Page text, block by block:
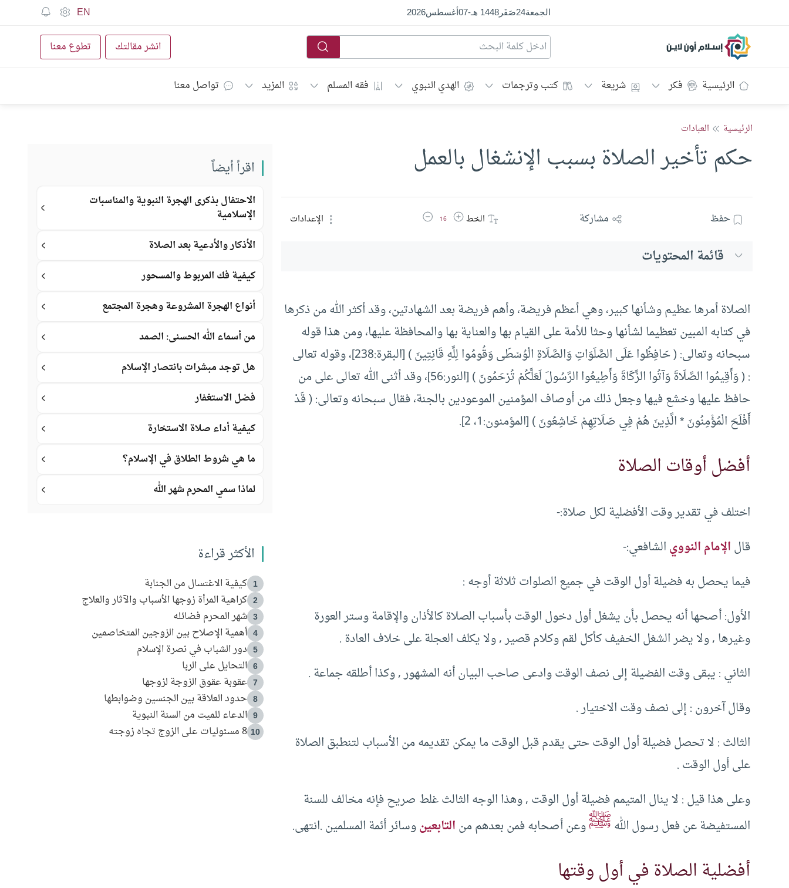
الجمعة24صَفَر1448 هـ -
07أغسطس2026
EN
إسلام أون لاين انشر مقالتك تطوع معنا
الرئيسية فكر شريعة كتب وترجمات الهدي النبوي فقه المسلم المزيد تواصل معنا
الرئيسية العبادات
حكم تأخير الصلاة بسبب الإنشغال بالعمل
حفظ مشاركة الخطزيادة حجم الخط
16 تقليل حجم الخط الإعدادات
قائمة المحتويات
الصلاة أمرها عظيم وشأنها كبير، وهي أعظم فريضة، وأهم فريضة بعد الشهادتين، وقد أكثر الله من ذكرها
في كتابه المبين تعظيما لشأنها وحثا للأمة على القيام بها والعناية بها والمحافظة عليها، ومن هذا قوله
سبحانه وتعالى: ( حَافِظُوا عَلَى الصَّلَوَاتِ وَالصَّلَاةِ الْوُسْطَى وَقُومُوا لِلَّهِ قَانِتِينَ ) [البقرة:238]، وقوله تعالى
: ( وَأَقِيمُوا الصَّلَاةَ وَآتُوا الزَّكَاةَ وَأَطِيعُوا الرَّسُولَ لَعَلَّكُمْ تُرْحَمُونَ ) [النور:56]، وقد أثنى الله تعالى على من
حافظ عليها وخشع فيها وجعل ذلك من أوصاف المؤمنين الموعودين بالجنة، فقال سبحانه وتعالى: ( قَدْ
أَفْلَحَ الْمُؤْمِنُونَ * الَّذِينَ هُمْ فِي صَلَاتِهِمْ خَاشِعُونَ ) [المؤمنون:1، 2].
أفضل أوقات الصلاة
اختلف في تقدير وقت الأفضلية لكل صلاة:-
قالالإمام النوويالشافعي:-
فيما يحصل به فضيلة أول الوقت في جميع الصلوات ثلاثة أوجه :
الأول: أصحها أنه يحصل بأن يشغل أول دخول الوقت بأسباب الصلاة كالأذان والإقامة وستر العورة
وغيرها , ولا يضر الشغل الخفيف كأكل لقم وكلام قصير , ولا يكلف العجلة على خلاف العادة .
الثاني : يبقى وقت الفضيلة إلى نصف الوقت وادعى صاحب البيان أنه المشهور , وكذا أطلقه جماعة .
وقال آخرون : إلى نصف وقت الاختيار .
الثالث : لا تحصل فضيلة أول الوقت حتى يقدم قبل الوقت ما يمكن تقديمه من الأسباب لتنطبق الصلاة
على أول الوقت .
وعلى هذا قيل : لا ينال المتيمم فضيلة أول الوقت , وهذا الوجه الثالث غلط صريح فإنه مخالف للسنة
المستفيضة عن فعل رسول اللهﷺوعن أصحابه فمن بعدهم منالتابعينوسائر أئمة المسلمين .انتهى.
أفضلية الصلاة في أول وقتها
اقرأ أيضاً
الاحتفال بذكرى الهجرة النبوية والمناسبات
الإسلامية
الأذكار والأدعية بعد الصلاة
كيفية فك المربوط والمسحور
أنواع الهجرة المشروعة وهجرة المجتمع
من أسماء الله الحسنى: الصمد
هل توجد مبشرات بانتصار الإسلام
فضل الاستغفار
كيفية أداء صلاة الاستخارة
ما هي شروط الطلاق في الإسلام؟
لماذا سمي المحرم شهر الله
الأكثر قراءة
1 كيفية الاغتسال من الجنابة
2 كراهية المرأة زوجها الأسباب والآثار والعلاج
3 شهر المحرم فضائله
4 أهمية الإصلاح بين الزوجين المتخاصمين
5 دور الشباب في نصرة الإسلام
6 التحايل على الربا
7 عقوبة عقوق الزوجة لزوجها
8 حدود العلاقة بين الجنسين وضوابطها
9 الدعاء للميت من السنة النبوية
10 8 مسئوليات على الزوج تجاه زوجته